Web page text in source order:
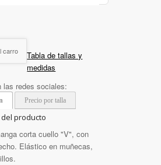
carro
Tabla de tallas y
medidas
las redes sociales:
Precio por talla
producto
corta cuello "V", con
Elástico en muñecas,